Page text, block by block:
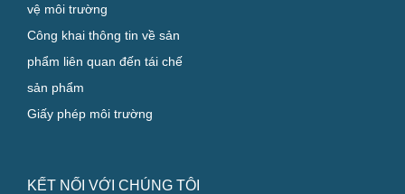
vệ môi trường
Công khai thông tin về sản
phẩm liên quan đến tái chế
sản phẩm
Giấy phép môi trường
KẾT NỐI VỚI CHÚNG TÔI